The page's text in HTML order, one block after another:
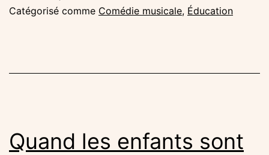
La
Catégorisé comme Comédie musicale, Éducation
Quand les enfants sont